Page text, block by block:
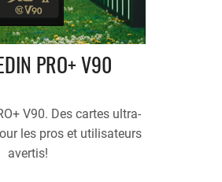
PRO+ V90
V90. Des cartes ultra-
les pros et utilisateurs
avertis!